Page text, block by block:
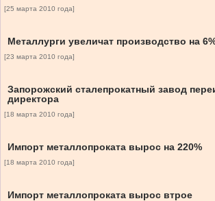
[25 марта 2010 года]
Металлурги увеличат производство на
[23 марта 2010 года]
Запорожский сталепрокатный завод
директора
[18 марта 2010 года]
Импорт металлопроката вырос на 220%
[18 марта 2010 года]
Импорт металлопроката вырос втрое